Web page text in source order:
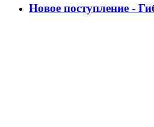
Новое поступление -